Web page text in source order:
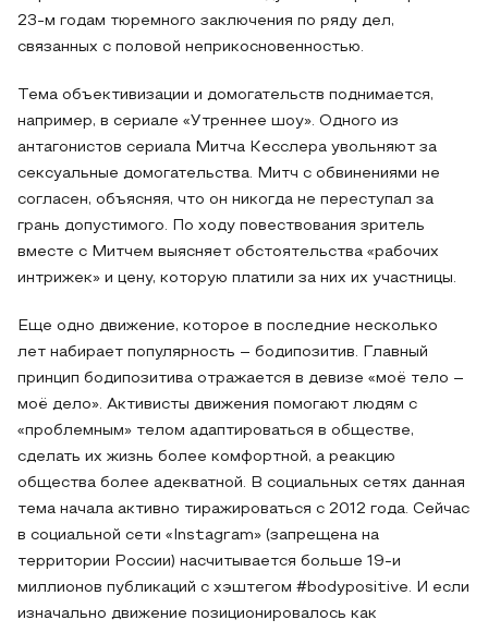
23-м годам тюремного заключения по ряду дел,
связанных с половой неприкосновенностью.
Тема объективизации и домогательств поднимается,
например, в сериале «Утреннее шоу». Одного из
антагонистов сериала Митча Кесслера увольняют за
сексуальные домогательства. Митч с обвинениями не
согласен, объясняя, что он никогда не переступал за
грань допустимого. По ходу повествования зритель
вместе с Митчем выясняет обстоятельства «рабочих
интрижек» и цену, которую платили за них их участницы.
Еще одно движение, которое в последние несколько
лет набирает популярность – бодипозитив. Главный
принцип бодипозитива отражается в девизе «моё тело –
моё дело». Активисты движения помогают людям с
«проблемным» телом адаптироваться в обществе,
сделать их жизнь более комфортной, а реакцию
общества более адекватной. В социальных сетях данная
тема начала активно тиражироваться с 2012 года. Сейчас
в социальной сети «Instagram» (запрещена на
территории России) насчитывается больше 19-и
миллионов публикаций с хэштегом #bodypositive. И если
изначально движение позиционировалось как